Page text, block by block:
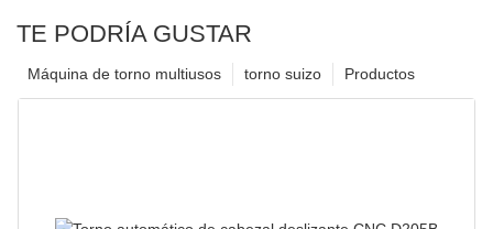
TE PODRÍA GUSTAR
Productos
torno suizo
Máquina de torno multiusos